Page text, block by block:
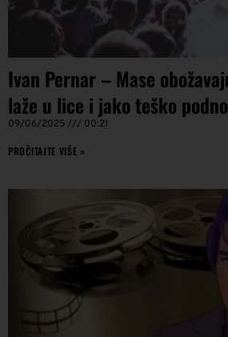
Ivan Pernar – Mase
laže u lice i jako teško
09/06/2025 00:21
PROČITAJTE VIŠE »